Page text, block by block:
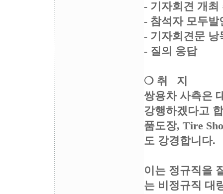
- 기자회견 개최
- 참석자 모두발
- 기자회견문 낭
- 질의 응답
❍ 취 지
쌍용차 사측은
강행하겠다고
품도장, Tire
도 강경합니다.
이는 정규직을
는 비정규직 대